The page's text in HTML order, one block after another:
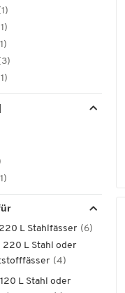
L Stahlfässer (6)
220 L Stahl oder
(4)
L Stahl oder